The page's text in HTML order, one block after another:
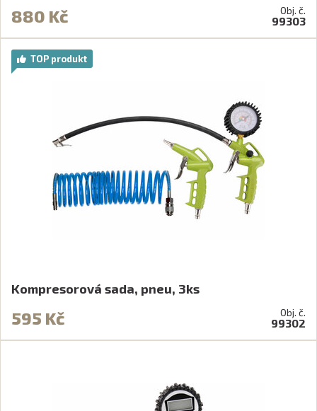
880 Kč Obj. č.
99303
TOP produkt
Kompresorová sada, pneu, 3ks
595 Kč Obj. č.
99302